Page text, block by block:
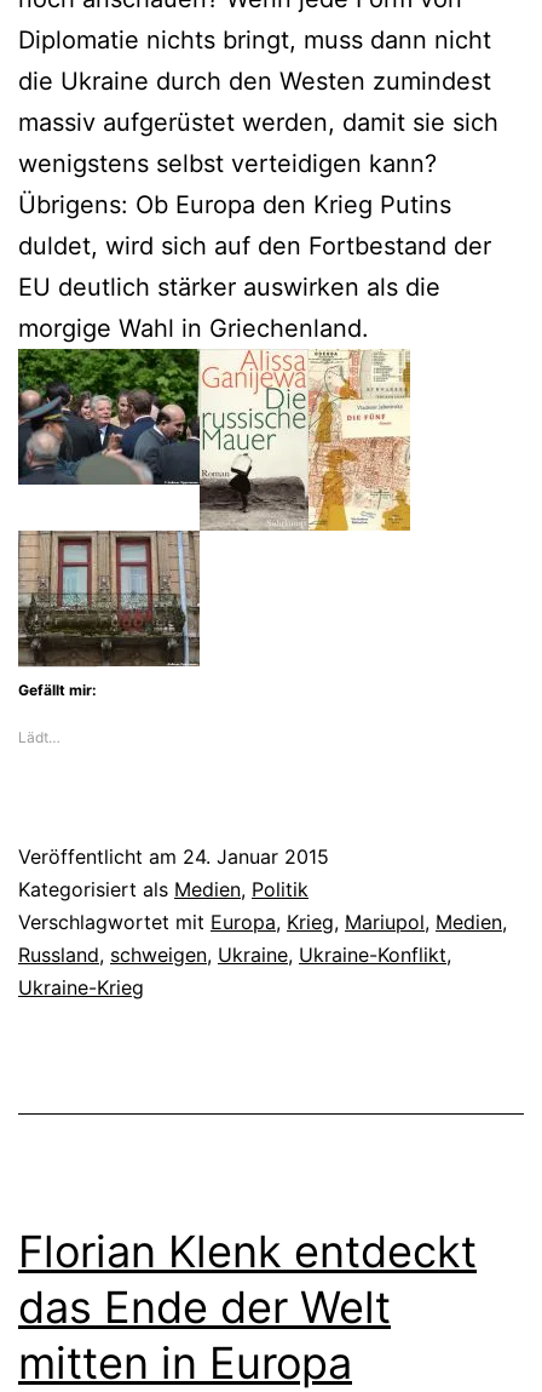
Diplomatie nichts bringt, muss dann nicht
die Ukraine durch den Westen zumindest
massiv aufgerüstet werden, damit sie sich
wenigstens selbst verteidigen kann?
Übrigens: Ob Europa den Krieg Putins
duldet, wird sich auf den Fortbestand der
EU deutlich stärker auswirken als die
morgige Wahl in Griechenland.
Gefällt mir:
Lädt…
Veröffentlicht am 24. Januar 2015
Kategorisiert als Medien, Politik
Verschlagwortet mit Europa, Krieg, Mariupol, Medien,
Russland, schweigen, Ukraine, Ukraine-Konflikt,
Ukraine-Krieg
Florian Klenk entdeckt
das Ende der Welt
mitten in Europa